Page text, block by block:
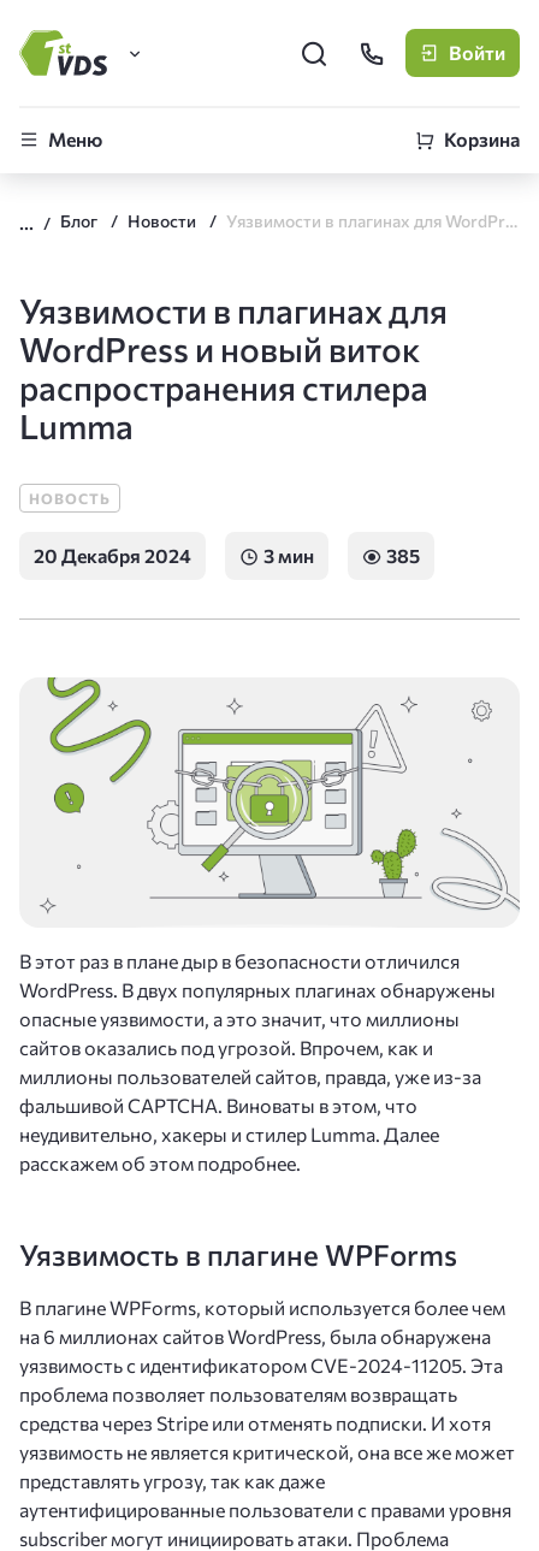
FirstVDS (вы здесь)
CLO
Войти
Меню Корзина
Блог Новости Уязвимости в плагинах для WordPress и новый виток распространения стилера Lumma
Уязвимости в плагинах для
WordPress и новый виток
распространения стилера
Lumma
НОВОСТЬ
20 Декабря 2024 3 мин 385
В этот раз в плане дыр в безопасности отличился
WordPress. В двух популярных плагинах обнаружены
опасные уязвимости, а это значит, что миллионы
сайтов оказались под угрозой. Впрочем, как и
миллионы пользователей сайтов, правда, уже из-за
фальшивой CAPTCHA. Виноваты в этом, что
неудивительно, хакеры и стилер Lumma. Далее
расскажем об этом подробнее.
Уязвимость в плагине WPForms
В плагине WPForms, который используется более чем
на 6 миллионах сайтов WordPress, была обнаружена
уязвимость с идентификатором CVE-2024-11205. Эта
проблема позволяет пользователям возвращать
средства через Stripe или отменять подписки. И хотя
уязвимость не является критической, она все же может
представлять угрозу, так как даже
аутентифицированные пользователи с правами уровня
subscriber могут инициировать атаки. Проблема